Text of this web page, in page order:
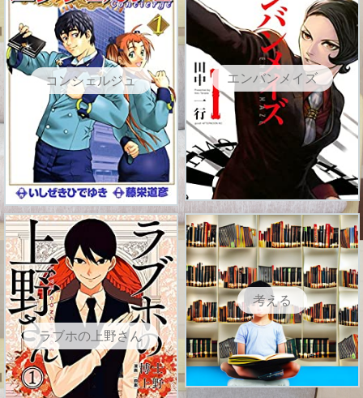
コンシェルジュ エンバンメイズ
ラブホの上野さん
考える